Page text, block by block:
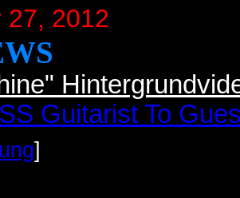
27, 2012
Guitarist To
]